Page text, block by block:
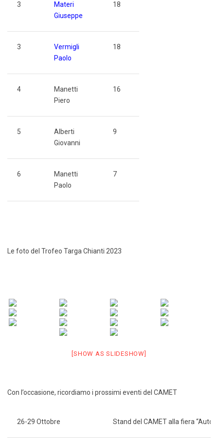
3
Materi
Giuseppe
18
3
Vermigli
Paolo
18
4
Manetti
Piero
16
5
Alberti
Giovanni
9
6
Manetti
Paolo
7
Le foto del Trofeo Targa Chianti 2023
[SHOW AS SLIDESHOW]
Con l’occasione, ricordiamo i prossimi eventi del CAMET
26-29 Ottobre Stand del CAMET alla fiera “Auto